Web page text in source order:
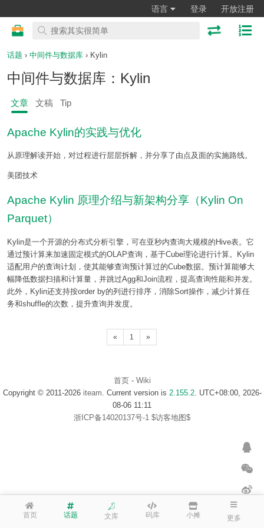
语言 登录 开放注册
首页 话题 文库 码库 小摊 更多
话题 › 中间件与数据库 › Kylin
中间件与数据库：Kylin
文章 文稿 Tip
Apache Kylin的实践与优化
从原理解读开始，对过程进行层层拆解，并分享了由点及面的实施路线。
美团技术
Apache Kylin 原理介绍与新架构分享（Kylin On
Parquet）
Kylin是一个开源的分布式分析引擎，可在亚秒内查询大规模的Hive表。它
通过预计算来加速固定模式的OLAP查询，基于Cube理论进行计算。Kylin
适配用户的查询计划，使其能够查询预计算过的Cube数据。预计算能够大
幅降低数据扫描和计算量，并跳过Agg和Join流程，提高查询性能和并发。
此外，Kylin还支持按order by的列进行排序，消除Sort操作，减少计算任
务和shuffle的次数，提升查询并发度。
« 1 »
首页- Wiki
Copyright © 2011-2026 iteam. Current version is 2.155.2. UTC+08:00, 2026-
08-06 11:11
浙ICP备14020137号-1 $访客地图$